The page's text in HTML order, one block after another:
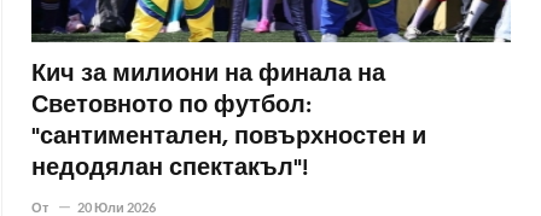
Кич за милиони на финала на
Световното по футбол:
"сантиментален, повърхностен и
недодялан спектакъл"!
От 20 Юли 2026